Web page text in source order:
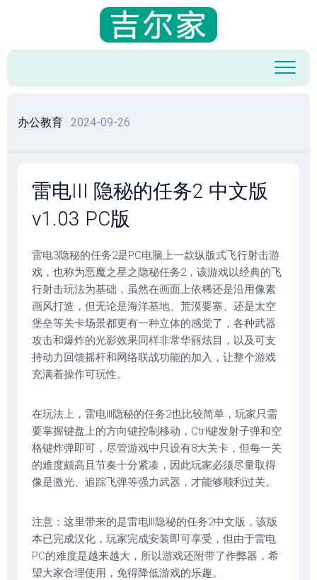
容
办公教育 · 2024-09-26
雷电III 隐秘的任务2 中文版
v1.03 PC版
雷电3隐秘的任务2是PC电脑上一款纵版式飞行射击游
戏，也称为恶魔之星之隐秘任务2，该游戏以经典的飞
行射击玩法为基础，虽然在画面上依稀还是沿用像素
画风打造，但无论是海洋基地、荒漠要塞、还是太空
堡垒等关卡场景都更有一种立体的感觉了，各种武器
攻击和爆炸的光影效果同样非常华丽炫目，以及可支
持动力回馈摇杆和网络联战功能的加入，让整个游戏
充满着操作可玩性。
在玩法上，雷电III隐秘的任务2也比较简单，玩家只需
要掌握键盘上的方向键控制移动，Ctrl键发射子弹和空
格键炸弹即可，尽管游戏中只设有8大关卡，但每一关
的难度颇高且节奏十分紧凑，因此玩家必须尽量取得
像是激光、追踪飞弹等强力武器，才能够顺利过关。
注意：这里带来的是雷电III隐秘的任务2中文版，该版
本已完成汉化，玩家完成安装即可享受，但由于雷电
PC的难度是越来越大，所以游戏还附带了作弊器，希
望大家合理使用，免得降低游戏的乐趣。